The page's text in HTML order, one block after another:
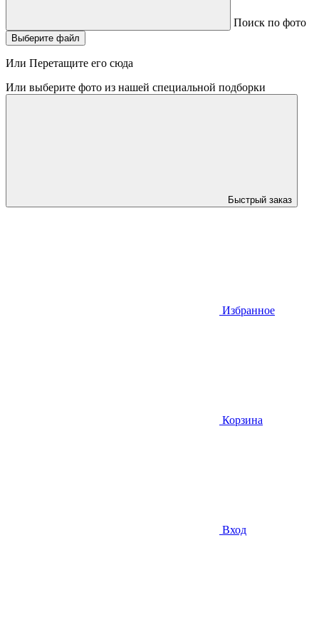
Поиск по фото
Выберите файл
Или Перетащите его сюда
Или выберите фото из нашей специальной подборки
Быстрый заказ
Избранное
Корзина
Вход